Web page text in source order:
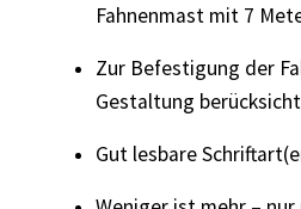
Fahnenmast mit 7
Zur Befestigung der
Gestaltung
Gut lesbare